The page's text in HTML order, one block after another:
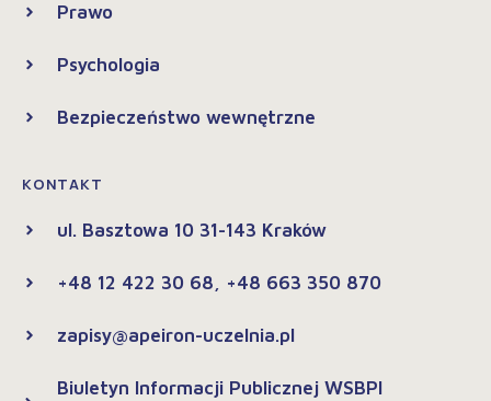
Prawo
Psychologia
Bezpieczeństwo wewnętrzne
KONTAKT
ul. Basztowa 10 31-143 Kraków
+48 12 422 30 68, +48 663 350 870
zapisy@apeiron-uczelnia.pl
Biuletyn Informacji Publicznej WSBPI